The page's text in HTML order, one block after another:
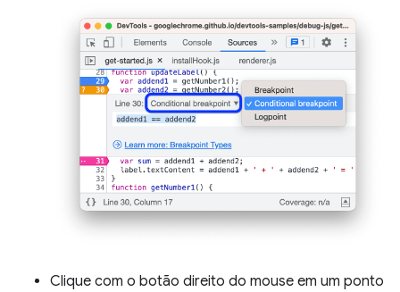
Clique com o botão direito do mouse em um ponto